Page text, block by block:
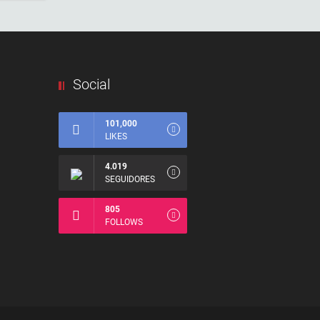
Social
101,000
LIKES
4.019
SEGUIDORES
805
FOLLOWS